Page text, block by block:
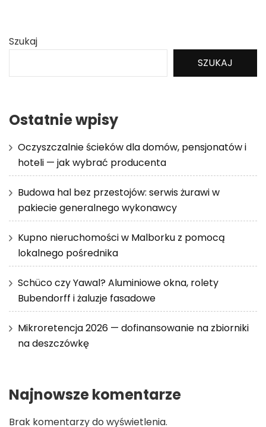
Szukaj
SZUKAJ
Ostatnie wpisy
Oczyszczalnie ścieków dla domów, pensjonatów i
hoteli — jak wybrać producenta
Budowa hal bez przestojów: serwis żurawi w
pakiecie generalnego wykonawcy
Kupno nieruchomości w Malborku z pomocą
lokalnego pośrednika
Schüco czy Yawal? Aluminiowe okna, rolety
Bubendorff i żaluzje fasadowe
Mikroretencja 2026 — dofinansowanie na zbiorniki
na deszczówkę
Najnowsze komentarze
Brak komentarzy do wyświetlenia.